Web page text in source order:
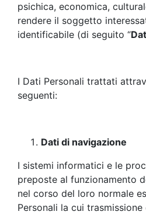
psichica, economica,
rendere il soggetto
identificabile (di seguito “
I Dati Personali trattati
seguenti:
Dati di navigazione
I sistemi informatici e le
preposte al funzionamento
nel corso del loro normale
Personali la cui